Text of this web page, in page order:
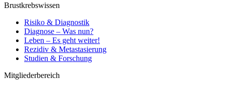
Brustkrebswissen
Risiko & Diagnostik
Diagnose – Was nun?
Leben – Es geht weiter!
Rezidiv & Metastasierung
Studien & Forschung
Mitgliederbereich